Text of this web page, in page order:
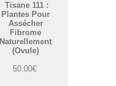
Tisane 111 :
Plantes Pour
Assécher
Fibrome
Naturellement
(Ovule)
50.00€